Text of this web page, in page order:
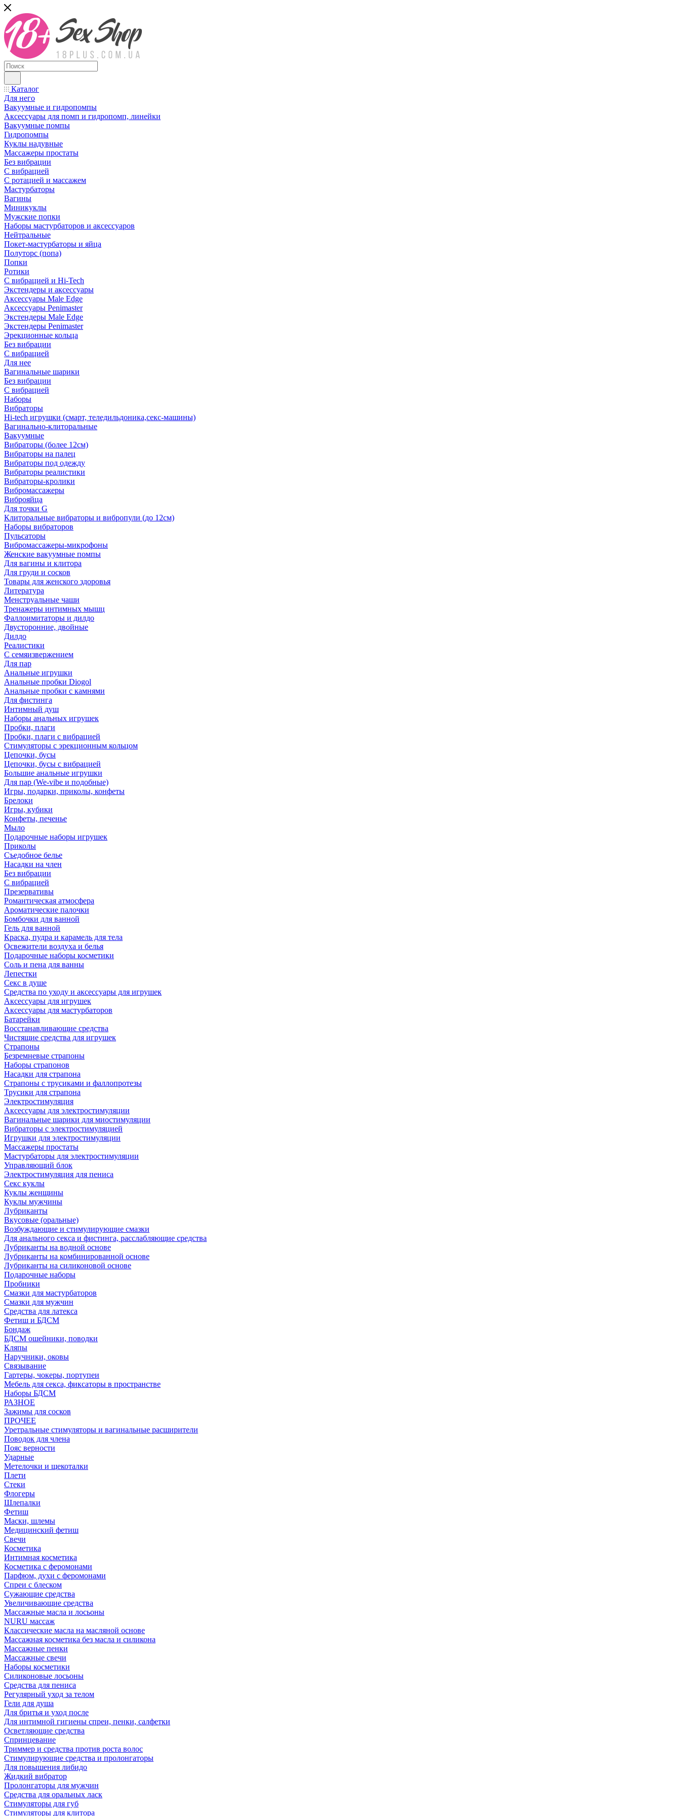
Каталог
Для него
Вакуумные и гидропомпы
Аксессуары для помп и гидропомп, линейки
Вакуумные помпы
Гидропомпы
Куклы надувные
Массажеры простаты
Без вибрации
С вибрацией
С ротацией и массажем
Мастурбаторы
Вагины
Миникуклы
Мужские попки
Наборы мастурбаторов и аксессуаров
Нейтральные
Покет-мастурбаторы и яйца
Полуторс (попа)
Попки
Ротики
С вибрацией и Hi-Tech
Экстендеры и аксессуары
Аксессуары Male Edge
Аксессуары Penimaster
Экстендеры Male Edge
Экстендеры Penimaster
Эрекционные кольца
Без вибрации
С вибрацией
Для нее
Вагинальные шарики
Без вибрации
С вибрацией
Наборы
Вибраторы
Hi-tech игрушки (смарт, теледильдоника,секс-машины)
Вагинально-клиторальные
Вакуумные
Вибраторы (более 12см)
Вибраторы на палец
Вибраторы под одежду
Вибраторы реалистики
Вибраторы-кролики
Вибромассажеры
Виброяйца
Для точки G
Клиторальные вибраторы и вибропули (до 12см)
Наборы вибраторов
Пульсаторы
Вибромассажеры-микрофоны
Женские вакуумные помпы
Для вагины и клитора
Для груди и сосков
Товары для женского здоровья
Литература
Менструальные чаши
Тренажеры интимных мышц
Фаллоимитаторы и дилдо
Двусторонние, двойные
Дилдо
Реалистики
С семяизвержением
Для пар
Анальные игрушки
Анальные пробки Diogol
Анальные пробки с камнями
Для фистинга
Интимный душ
Наборы анальных игрушек
Пробки, плаги
Пробки, плаги с вибрацией
Стимуляторы с эрекционным кольцом
Цепочки, бусы
Цепочки, бусы с вибрацией
Большие анальные игрушки
Для пар (We-vibe и подобные)
Игры, подарки, приколы, конфеты
Брелоки
Игры, кубики
Конфеты, печенье
Мыло
Подарочные наборы игрушек
Приколы
Съедобное белье
Насадки на член
Без вибрации
С вибрацией
Презервативы
Романтическая атмосфера
Ароматические палочки
Бомбочки для ванной
Гель для ванной
Краска, пудра и карамель для тела
Освежители воздуха и белья
Подарочные наборы косметики
Соль и пена для ванны
Лепестки
Секс в душе
Средства по уходу и аксессуары для игрушек
Аксессуары для игрушек
Аксессуары для мастурбаторов
Батарейки
Восстанавливающие средства
Чистящие средства для игрушек
Страпоны
Безремневые страпоны
Наборы страпонов
Насадки для страпона
Страпоны с трусиками и фаллопротезы
Трусики для страпона
Электростимуляция
Аксессуары для электростимуляции
Вагинальные шарики для миостимуляции
Вибраторы с электростимуляцией
Игрушки для электростимуляции
Массажеры простаты
Мастурбаторы для электростимуляции
Управляющий блок
Электростимуляция для пениса
Секс куклы
Куклы женщины
Куклы мужчины
Лубриканты
Вкусовые (оральные)
Возбуждающие и стимулирующие смазки
Для анального секса и фистинга, расслабляющие средства
Лубриканты на водной основе
Лубриканты на комбинированной основе
Лубриканты на силиконовой основе
Подарочные наборы
Пробники
Смазки для мастурбаторов
Смазки для мужчин
Средства для латекса
Фетиш и БДСМ
Бондаж
БДСМ ошейники, поводки
Кляпы
Наручники, оковы
Связывание
Гартеры, чокеры, портупеи
Мебель для секса, фиксаторы в пространстве
Наборы БДСМ
РАЗНОЕ
Зажимы для сосков
ПРОЧЕЕ
Уретральные стимуляторы и вагинальные расширители
Поводок для члена
Пояс верности
Ударные
Метелочки и щекоталки
Плети
Стеки
Флогеры
Шлепалки
Фетиш
Маски, шлемы
Медицинский фетиш
Свечи
Косметика
Интимная косметика
Косметика с феромонами
Парфюм, духи с феромонами
Спреи с блеском
Сужающие средства
Увеличивающие средства
Массажные масла и лосьоны
NURU массаж
Классические масла на масляной основе
Массажная косметика без масла и силикона
Массажные пенки
Массажные свечи
Наборы косметики
Силиконовые лосьоны
Средства для пениса
Регулярный уход за телом
Гели для душа
Для бритья и уход после
Для интимной гигиены спреи, пенки, салфетки
Осветляющие средства
Спринцевание
Триммер и средства против роста волос
Стимулирующие средства и пролонгаторы
Для повышения либидо
Жидкий вибратор
Пролонгаторы для мужчин
Средства для оральных ласк
Стимуляторы для губ
Стимуляторы для клитора